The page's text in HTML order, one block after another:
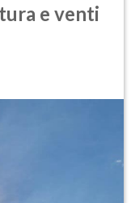
e venti